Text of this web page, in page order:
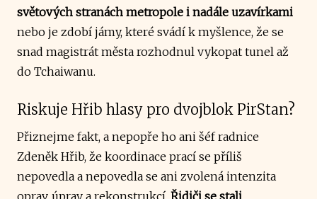
světových stranách metropole i nadále uzavírkami
nebo je zdobí jámy, které svádí k myšlence, že se
snad magistrát města rozhodnul vykopat tunel až
do Tchaiwanu.
Riskuje Hřib hlasy pro dvojblok PirStan?
Přiznejme fakt, a nepopře ho ani šéf radnice
Zdeněk Hřib, že koordinace prací se příliš
nepovedla a nepovedla se ani zvolená intenzita
oprav, úprav a rekonstrukcí. Řidiči se stali